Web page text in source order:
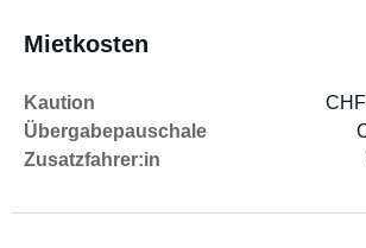
Mietkosten
Kaution
Übergabepauschale
Zusatzfahrer:in